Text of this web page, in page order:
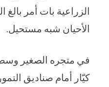
الزراعية بات أمر
الأحيان شبه مستحيل.
في متجره الصغير
كيّار أمام صناديق